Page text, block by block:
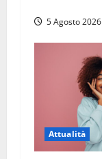
5 Agosto 2026
Attualità